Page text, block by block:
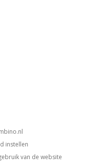
instellen
van de website